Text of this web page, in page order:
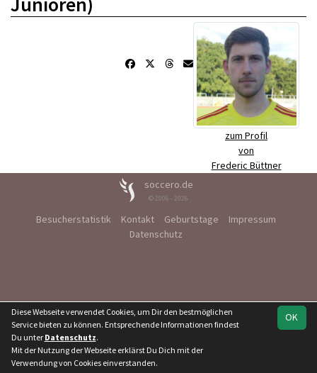
zum Profil
von
Frederic Büttner
soccero.de
© 2006 - 2026
Besucherstatistik Kontakt Geburtstage
Impressum
Datenschutz
OK
Diese Webseite verwendet Cookies, um Dir den bestmöglichen
Service bieten zu können. Entsprechende Informationen findest
Du unter Datenschutz.
Mit der Nutzung der Webseite erklärst Du Dich mit der
Verwendung von Cookies einverstanden.